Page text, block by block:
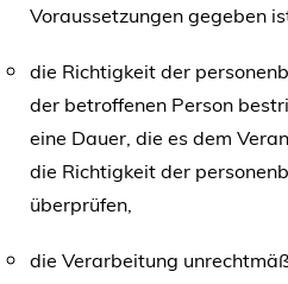
Voraussetzungen gegeben
die Richtigkeit der
der betroffenen Person
eine Dauer, die es dem
die Richtigkeit der
überprüfen,
die Verarbeitung